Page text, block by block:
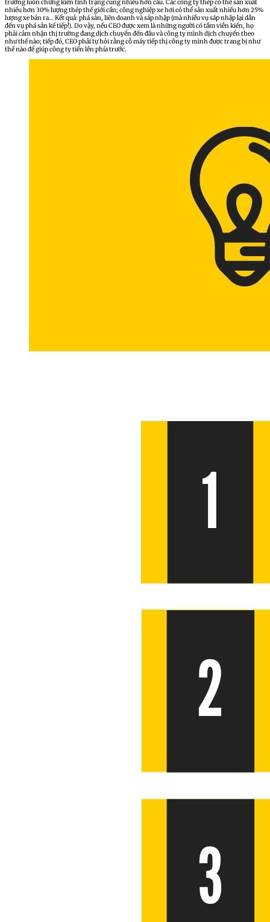
trường luôn chứng kiến tình trạng cung nhiều hơn cầu. Các công ty thép có thể sản xuất
nhiều hơn 30% lượng thép thế giới cần; công nghiệp xe hơi có thể sản xuất nhiều hơn 25%
lượng xe bán ra… Kết quả: phá sản, liên doanh và sáp nhập (mà nhiều vụ sáp nhập lại dẫn
đến vụ phá sản kế tiếp!). Do vậy, nếu CEO được xem là những người có tầm viễn kiến, họ
phải cảm nhận thị trường đang dịch chuyển đến đâu và công ty mình dịch chuyển theo
như thế nào; tiếp đó, CEO phải tự hỏi rằng cỗ máy tiếp thị công ty mình được trang bị như
thế nào để giúp công ty tiến lên phía trước.